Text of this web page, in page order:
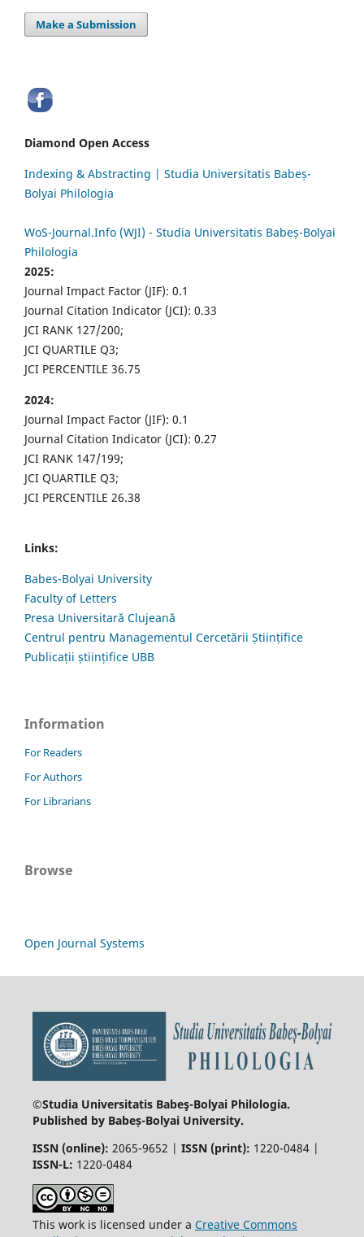
Make a Submission
Diamond Open Access
Indexing & Abstracting | Studia Universitatis Babeș-
Bolyai Philologia
WoS-Journal.Info (WJI) - Studia Universitatis Babeș-Bolyai
Philologia
2025:
Journal Impact Factor (JIF): 0.1
Journal Citation Indicator (JCI): 0.33
JCI RANK 127/200;
JCI QUARTILE Q3;
JCI PERCENTILE 36.75
2024:
Journal Impact Factor (JIF): 0.1
Journal Citation Indicator (JCI): 0.27
JCI RANK 147/199;
JCI QUARTILE Q3;
JCI PERCENTILE 26.38
Links:
Babes-Bolyai University
Faculty of Letters
Presa Universitară Clujeană
Centrul pentru Managementul Cercetării Științifice
Publicații științifice UBB
Information
For Readers
For Authors
For Librarians
Browse
Open Journal Systems
©Studia Universitatis Babeş-Bolyai Philologia.
Published by Babeș-Bolyai University.
ISSN (online): 2065-9652 | ISSN (print): 1220-0484 |
ISSN-L: 1220-0484
This work is licensed under a Creative Commons